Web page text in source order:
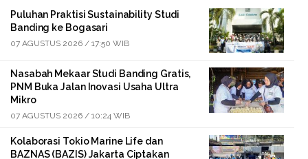
Puluhan Praktisi Sustainability Studi
Banding ke Bogasari
07 AGUSTUS 2026 / 17:50 WIB
Nasabah Mekaar Studi Banding Gratis,
PNM Buka Jalan Inovasi Usaha Ultra
Mikro
07 AGUSTUS 2026 / 10:24 WIB
Kolaborasi Tokio Marine Life dan
BAZNAS (BAZIS) Jakarta Ciptakan